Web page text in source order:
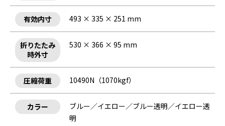
有効内寸 493 × 335 × 251 mm
折りたたみ
時外寸
530 × 366 × 95 mm
圧縮荷重 10490N（1070kgf）
カラー
ブルー／イエロー／ブルー透明／イエロー透
明